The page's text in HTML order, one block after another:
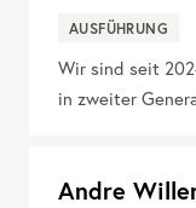
AUSFÜHRUNG
Wir sind seit
in zweiter
Andre